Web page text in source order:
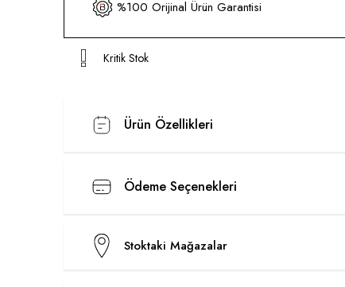
%100 Orijinal Ürün Garantisi
Kritik Stok
Ürün Özellikleri
Ödeme Seçenekleri
Stoktaki Mağazalar